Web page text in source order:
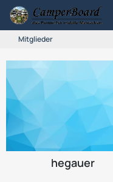
Mitglieder
hegauer